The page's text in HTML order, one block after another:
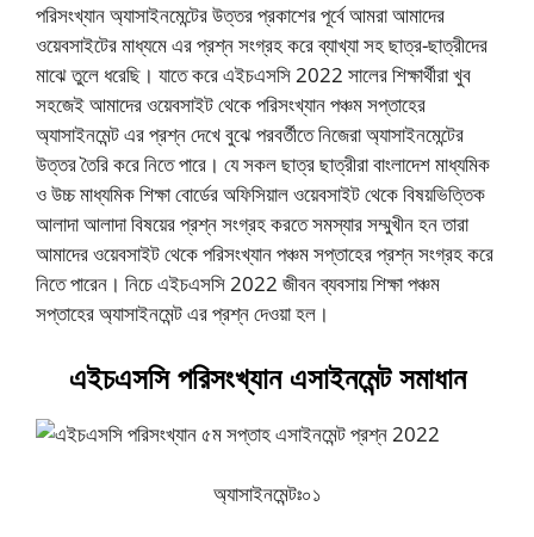
পরিসংখ্যান অ্যাসাইনমেন্টের উত্তর প্রকাশের পূর্বে আমরা আমাদের
ওয়েবসাইটের মাধ্যমে এর প্রশ্ন সংগ্রহ করে ব্যাখ্যা সহ ছাত্র-ছাত্রীদের
মাঝে তুলে ধরেছি। যাতে করে এইচএসসি 2022 সালের শিক্ষার্থীরা খুব
সহজেই আমাদের ওয়েবসাইট থেকে পরিসংখ্যান পঞ্চম সপ্তাহের
অ্যাসাইনমেন্ট এর প্রশ্ন দেখে বুঝে পরবর্তীতে নিজেরা অ্যাসাইনমেন্টের
উত্তর তৈরি করে নিতে পারে। যে সকল ছাত্র ছাত্রীরা বাংলাদেশ মাধ্যমিক
ও উচ্চ মাধ্যমিক শিক্ষা বোর্ডের অফিসিয়াল ওয়েবসাইট থেকে বিষয়ভিত্তিক
আলাদা আলাদা বিষয়ের প্রশ্ন সংগ্রহ করতে সমস্যার সম্মুখীন হন তারা
আমাদের ওয়েবসাইট থেকে পরিসংখ্যান পঞ্চম সপ্তাহের প্রশ্ন সংগ্রহ করে
নিতে পারেন। নিচে এইচএসসি 2022 জীবন ব্যবসায় শিক্ষা পঞ্চম
সপ্তাহের অ্যাসাইনমেন্ট এর প্রশ্ন দেওয়া হল।
এইচএসসি পরিসংখ্যান এসাইনমেন্ট সমাধান
অ্যাসাইনমেন্টঃ০১